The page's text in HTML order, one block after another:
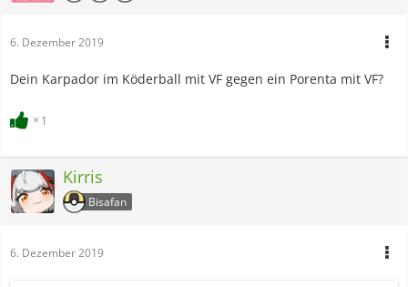
6. Dezember 2019
Dein Karpador im Köderball mit VF gegen ein Porenta mit VF?
1
Kirris
Bisafan
6. Dezember 2019